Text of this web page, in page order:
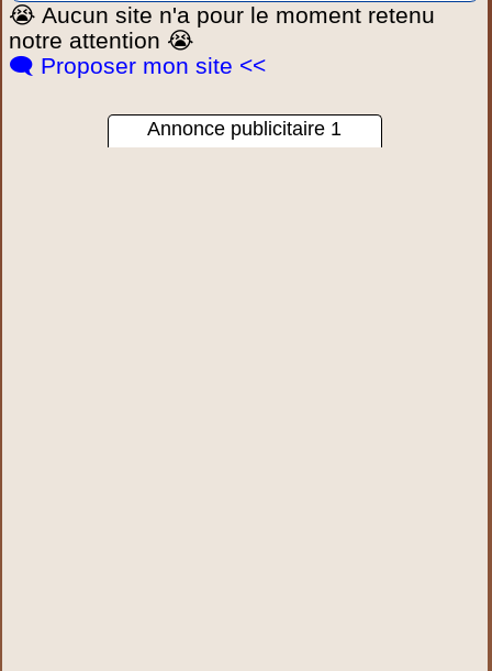
😭 Aucun site n'a pour le moment retenu
notre attention 😭
🗨️ Proposer mon site <<
Annonce publicitaire 1